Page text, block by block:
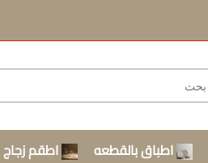
اطباق بالقطعه اطقم زجاج